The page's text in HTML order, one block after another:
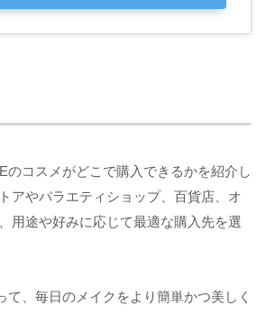
のコスメがどこで購入できるかを紹介し
アやバラエティショップ、百貨店、オ
用途や好みに応じて最適な購入先を選
て、毎日のメイクをより簡単かつ美しく